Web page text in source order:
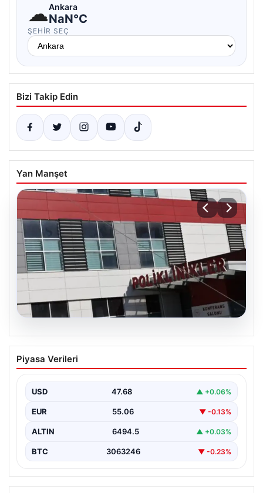
☁Ankara
NaN°C
ŞEHIR SEÇ
Bizi Takip Edin
Yan Manşet
05.08.2026
Osmaniye’de fabrikada yangın: 2 işçi
hayatını kaybetti
Piyasa Verileri
USD 47.68 ▲ +0.06%
EUR 55.06 ▼ -0.13%
ALTIN 6494.5 ▲ +0.03%
BTC 3063246 ▼ -0.23%